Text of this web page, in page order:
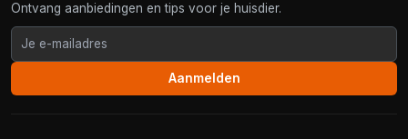
Ontvang aanbiedingen en tips voor je huisdier.
Aanmelden